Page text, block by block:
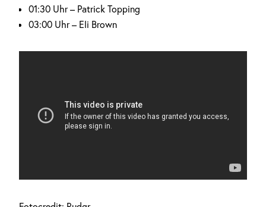
01:30 Uhr – Patrick Topping
03:00 Uhr – Eli Brown